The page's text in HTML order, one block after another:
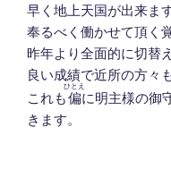
早く地上天国が出来ま
奉るべく働かせて頂く
昨年より全面的に切替
良い成績で近所の方々
これも偏
ひとえ
に明主様の御
きます。